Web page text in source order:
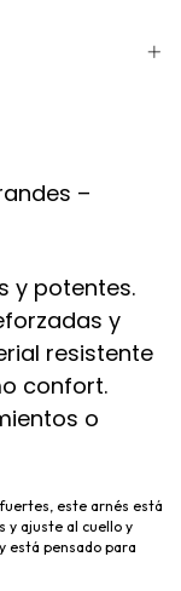
–
y potentes.
y
resistente
confort.
o
este arnés está
y ajuste al cuello y
está pensado para